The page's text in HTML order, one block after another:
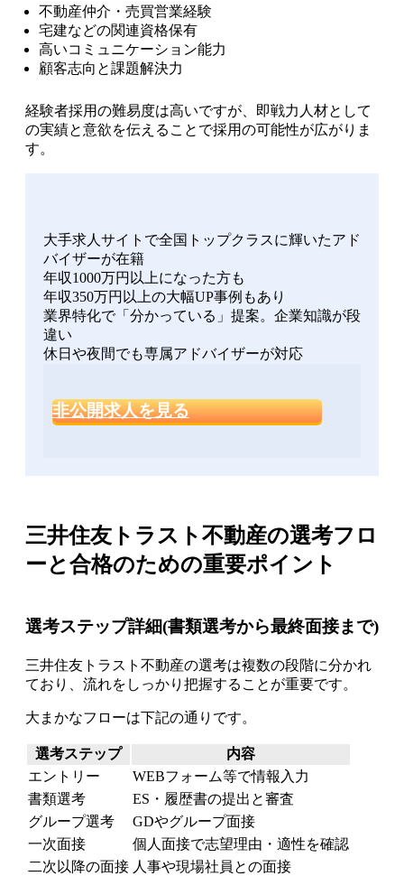
不動産仲介・売買営業経験
宅建などの関連資格保有
高いコミュニケーション能力
顧客志向と課題解決力
経験者採用の難易度は高いですが、即戦力人材として
の実績と意欲を伝えることで採用の可能性が広がりま
す。
大手求人サイトで全国トップクラスに輝いたアド
バイザーが在籍
年収1000万円以上になった方も
年収350万円以上の大幅UP事例もあり
業界特化で「分かっている」提案。企業知識が段
違い
休日や夜間でも専属アドバイザーが対応
非公開求人を見る
三井住友トラスト不動産の選考フロ
ーと合格のための重要ポイント
選考ステップ詳細(書類選考から最終面接まで)
三井住友トラスト不動産の選考は複数の段階に分かれ
ており、流れをしっかり把握することが重要です。
大まかなフローは下記の通りです。
選考ステップ
内容
エントリー
WEBフォーム等で情報入力
書類選考
ES・履歴書の提出と審査
グループ選考
GDやグループ面接
一次面接
個人面接で志望理由・適性を確認
二次以降の面接 人事や現場社員との面接